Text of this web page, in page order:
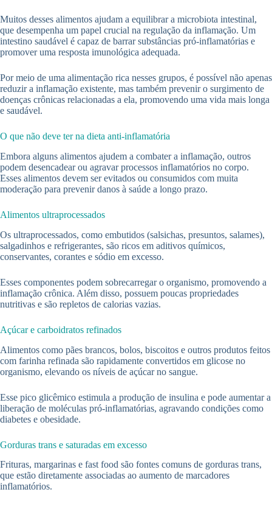
Muitos desses alimentos ajudam a equilibrar a microbiota intestinal,
que desempenha um papel crucial na regulação da inflamação. Um
intestino saudável é capaz de barrar substâncias pró-inflamatórias e
promover uma resposta imunológica adequada.
Por meio de uma alimentação rica nesses grupos, é possível não apenas
reduzir a inflamação existente, mas também prevenir o surgimento de
doenças crônicas relacionadas a ela, promovendo uma vida mais longa
e saudável.
O que não deve ter na dieta anti-inflamatória
Embora alguns alimentos ajudem a combater a inflamação, outros
podem desencadear ou agravar processos inflamatórios no corpo.
Esses alimentos devem ser evitados ou consumidos com muita
moderação para prevenir danos à saúde a longo prazo.
Alimentos ultraprocessados
Os ultraprocessados, como embutidos (salsichas, presuntos, salames),
salgadinhos e refrigerantes, são ricos em aditivos químicos,
conservantes, corantes e sódio em excesso.
Esses componentes podem sobrecarregar o organismo, promovendo a
inflamação crônica. Além disso, possuem poucas propriedades
nutritivas e são repletos de calorias vazias.
Açúcar e carboidratos refinados
Alimentos como pães brancos, bolos, biscoitos e outros produtos feitos
com farinha refinada são rapidamente convertidos em glicose no
organismo, elevando os níveis de açúcar no sangue.
Esse pico glicêmico estimula a produção de insulina e pode aumentar a
liberação de moléculas pró-inflamatórias, agravando condições como
diabetes e obesidade.
Gorduras trans e saturadas em excesso
Frituras, margarinas e fast food são fontes comuns de gorduras trans,
que estão diretamente associadas ao aumento de marcadores
inflamatórios.